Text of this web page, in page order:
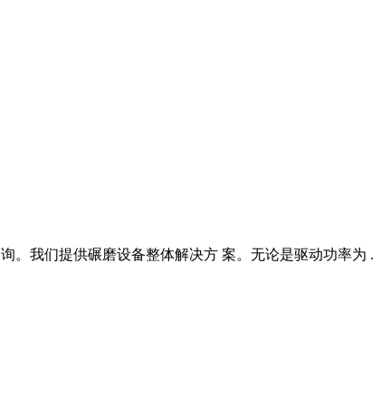
。我们提供碾磨设备整体解决方 案。无论是驱动功率为 .